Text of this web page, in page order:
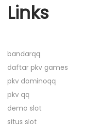
t
:
g
a
n
B
e
r
Links
bandarqq
daftar pkv games
pkv dominoqq
pkv qq
demo slot
situs slot